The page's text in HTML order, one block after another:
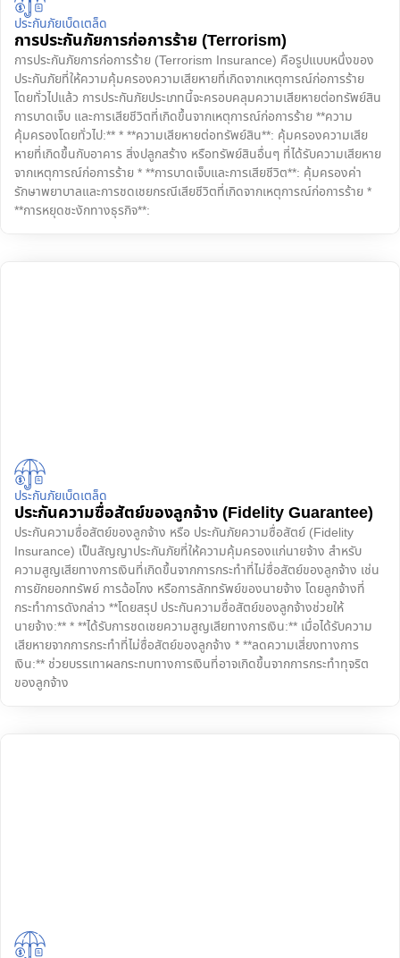
ประกันภัยเบ็ดเตล็ด
การประกันภัยการก่อการร้าย (Terrorism)
การประกันภัยการก่อการร้าย (Terrorism Insurance) คือรูปแบบหนึ่งของ
ประกันภัยที่ให้ความคุ้มครองความเสียหายที่เกิดจากเหตุการณ์ก่อการร้าย
โดยทั่วไปแล้ว การประกันภัยประเภทนี้จะครอบคลุมความเสียหายต่อทรัพย์สิน
การบาดเจ็บ และการเสียชีวิตที่เกิดขึ้นจากเหตุการณ์ก่อการร้าย **ความ
คุ้มครองโดยทั่วไป:** * **ความเสียหายต่อทรัพย์สิน**: คุ้มครองความเสีย
หายที่เกิดขึ้นกับอาคาร สิ่งปลูกสร้าง หรือทรัพย์สินอื่นๆ ที่ได้รับความเสียหาย
จากเหตุการณ์ก่อการร้าย * **การบาดเจ็บและการเสียชีวิต**: คุ้มครองค่า
รักษาพยาบาลและการชดเชยกรณีเสียชีวิตที่เกิดจากเหตุการณ์ก่อการร้าย *
**การหยุดชะงักทางธุรกิจ**:
ประกันภัยเบ็ดเตล็ด
ประกันความซื่อสัตย์ของลูกจ้าง (Fidelity Guarantee)
ประกันความซื่อสัตย์ของลูกจ้าง หรือ ประกันภัยความซื่อสัตย์ (Fidelity
Insurance) เป็นสัญญาประกันภัยที่ให้ความคุ้มครองแก่นายจ้าง สำหรับ
ความสูญเสียทางการเงินที่เกิดขึ้นจากการกระทำที่ไม่ซื่อสัตย์ของลูกจ้าง เช่น
การยักยอกทรัพย์ การฉ้อโกง หรือการลักทรัพย์ของนายจ้าง โดยลูกจ้างที่
กระทำการดังกล่าว **โดยสรุป ประกันความซื่อสัตย์ของลูกจ้างช่วยให้
นายจ้าง:** * **ได้รับการชดเชยความสูญเสียทางการเงิน:** เมื่อได้รับความ
เสียหายจากการกระทำที่ไม่ซื่อสัตย์ของลูกจ้าง * **ลดความเสี่ยงทางการ
เงิน:** ช่วยบรรเทาผลกระทบทางการเงินที่อาจเกิดขึ้นจากการกระทำทุจริต
ของลูกจ้าง